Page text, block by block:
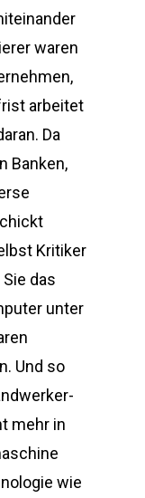
waren
arbeitet
Da
Banken,
Kritiker
das
unter
Und so
mehr in
wie